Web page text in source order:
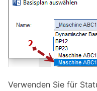
Verwenden Sie für